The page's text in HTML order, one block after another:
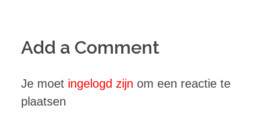
Add a Comment
Je moet ingelogd zijn om een reactie te
plaatsen